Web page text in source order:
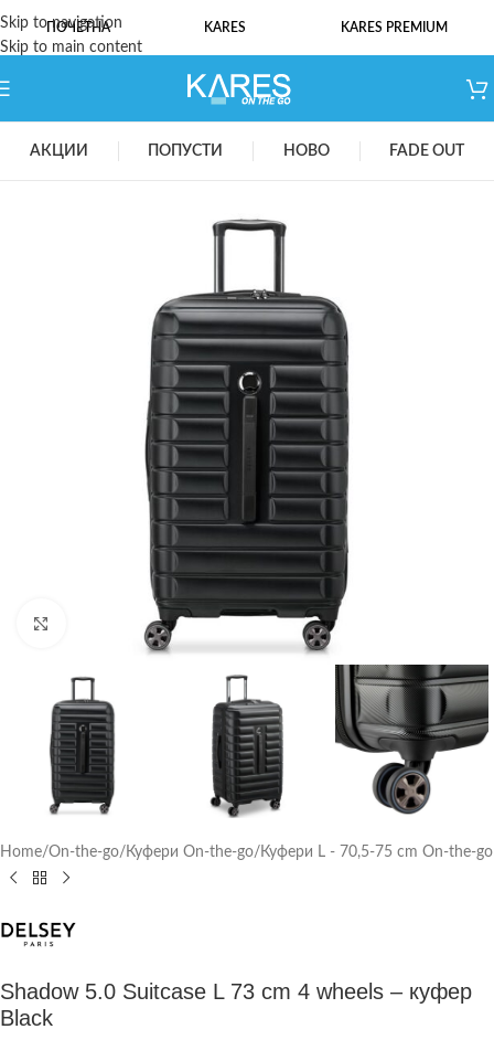
Skip to navigation
Skip to main content
ПОЧЕТНА KARES KARES PREMIUM
АКЦИИ ПОПУСТИ НОВО FADE OUT
Click to enlarge
Home/On-the-go/ Куфери On-the-go/ Куфери L - 70,5-75 cm On-the-go
Shadow 5.0 Suitcase L 73 cm 4 wheels – куфер
Black